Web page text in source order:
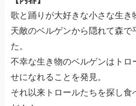
歌と踊りが大好きな小さな生き
天敵のベルゲンから隠れて森で
た。
不幸な生き物のベルゲンはトロ
せになれることを発見。
それ以来トロールたちを探し食